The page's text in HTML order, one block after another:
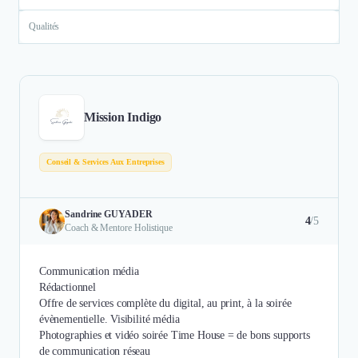
Qualités
Mission Indigo
Conseil & Services Aux Entreprises
Sandrine GUYADER
Coach & Mentore Holistique
4/5
Communication média
Rédactionnel
Offre de services complète du digital, au print, à la soirée
évènementielle. Visibilité média
Photographies et vidéo soirée Time House = de bons supports
de communication réseau